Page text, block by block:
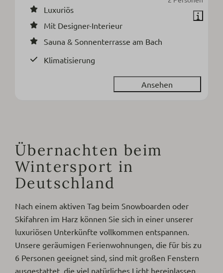
Luxuriös
Mit Designer-Interieur
Sauna & Sonnenterrasse am Bach
Klimatisierung
Ansehen
Übernachten beim
Wintersport in
Deutschland
Nach einem aktiven Tag beim Snowboarden oder
Skifahren im Harz können Sie sich in einer unserer
luxuriösen Unterkünfte vollkommen entspannen.
Unsere geräumigen Ferienwohnungen, die für bis zu
6 Personen geeignet sind, sind mit großen Fenstern
ausgestattet, die viel natürliches Licht hereinlassen